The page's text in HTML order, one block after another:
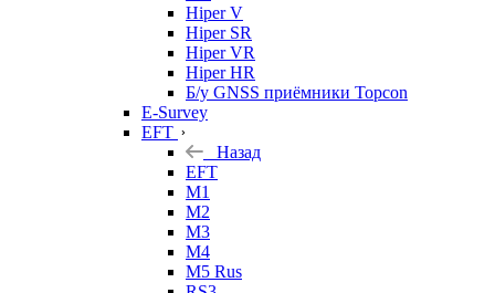
Hiper V
Hiper SR
Hiper VR
Hiper HR
Б/у GNSS приёмники Topcon
E-Survey
EFT
Назад
EFT
M1
M2
M3
M4
M5 Rus